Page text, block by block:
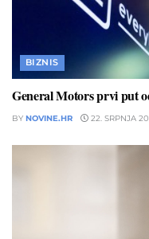
BIZNIS
General Motors prvi put
BY NOVINE.HR 22. SRPNJA